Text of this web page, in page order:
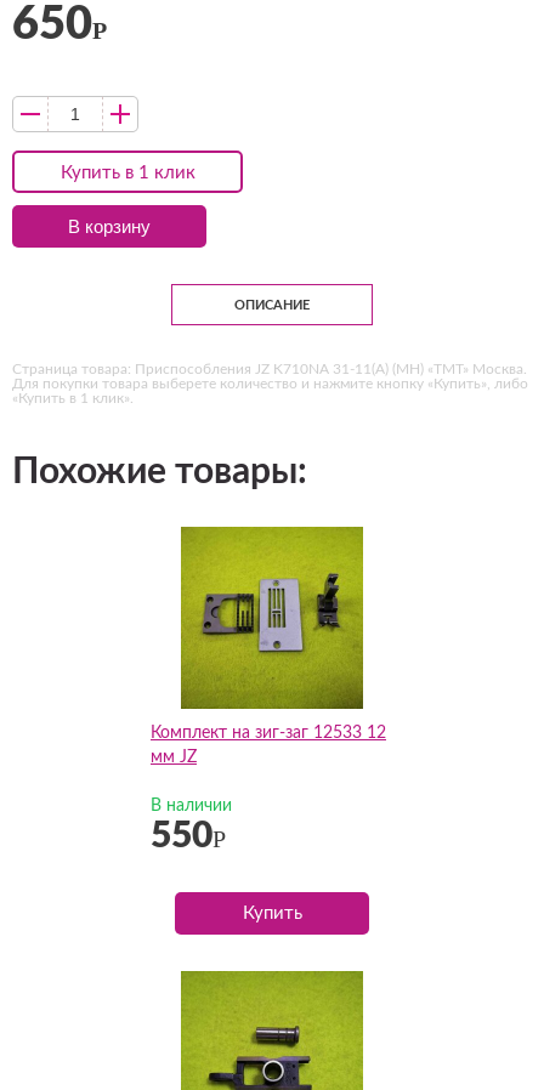
Купить в 1 клик
650Р
В корзину
ОПИСАНИЕ
Страница товара: Приспособления JZ K710NA 31-11(А) (MH) «ТМТ» Москва.
Для покупки товара выберете количество и нажмите кнопку «Купить», либо
«Купить в 1 клик».
Похожие товары:
Комплект на зиг-заг 12533 12
мм JZ
В наличии
550Р
Купить